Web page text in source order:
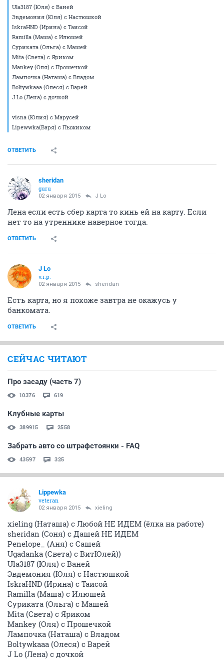
Ula3187 (Юля) с Ваней
Эвдемония (Юля) с Настюшкой
IskraHND (Ирина) с Таисой
Ramilla (Маша) с Илюшей
Суриката (Ольга) с Машей
Mita (Света) с Яриком
Mankey (Оля) с Прошечкой
Лампочка (Наташа) с Владом
Boltywkaaa (Олеся) с Варей
J Lo (Лена) с дочкой
visna (Юлия) с Марусей
Lipewwka(Варя) с Пыжиком
ОТВЕТИТЬ
sheridan
guru
02 января 2015 J Lo
Лена если есть сбер карта то кинь ей на карту. Если
нет то на утреннике наверное тогда.
ОТВЕТИТЬ
J Lo
v.i.p.
02 января 2015 sheridan
Есть карта, но я похоже завтра не окажусь у
банкомата.
ОТВЕТИТЬ
СЕЙЧАС ЧИТАЮТ
Про засаду (часть 7)
10376 619
Клубные карты
389915 2558
Забрать авто со штрафстоянки - FAQ
43597 325
Lippewka
veteran
02 января 2015 xieling
xieling (Наташа) с Любой НЕ ИДЕМ (ёлка на работе)
sheridan (Соня) с Дашей НЕ ИДЕМ
Penelope_ (Аня) с Сашей
Ugadanka (Света) с ВитЮлей))
Ula3187 (Юля) с Ваней
Эвдемония (Юля) с Настюшкой
IskraHND (Ирина) с Таисой
Ramilla (Маша) с Илюшей
Суриката (Ольга) с Машей
Mita (Света) с Яриком
Mankey (Оля) с Прошечкой
Лампочка (Наташа) с Владом
Boltywkaaa (Олеся) с Варей
J Lo (Лена) с дочкой